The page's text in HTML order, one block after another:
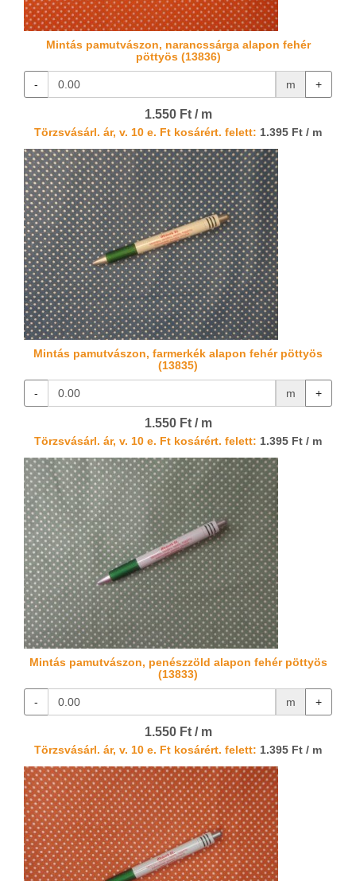
Mintás pamutvászon, narancssárga alapon fehér
pöttyös (13836)
- m +
1.550 Ft / m
Törzsvásárl. ár, v. 10 e. Ft kosárért. felett: 1.395 Ft / m
Mintás pamutvászon, farmerkék alapon fehér pöttyös
(13835)
- m +
1.550 Ft / m
Törzsvásárl. ár, v. 10 e. Ft kosárért. felett: 1.395 Ft / m
Mintás pamutvászon, penészzöld alapon fehér pöttyös
(13833)
- m +
1.550 Ft / m
Törzsvásárl. ár, v. 10 e. Ft kosárért. felett: 1.395 Ft / m